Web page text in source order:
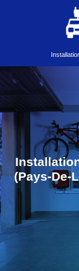
(Pays-De-